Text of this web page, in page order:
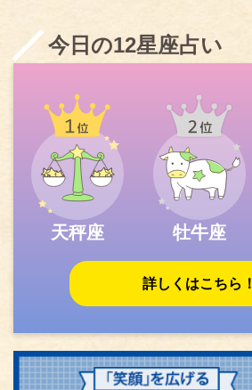
今日の12星座占い
天秤座 牡牛座
詳しくはこちら！